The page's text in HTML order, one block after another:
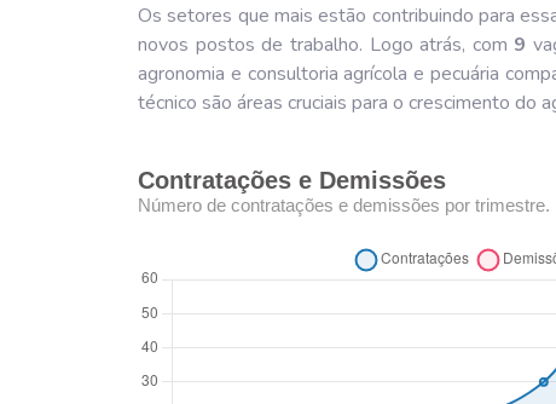
Os setores que mais estão contribuindo para
novos postos de trabalho. Logo atrás, com 9
agronomia e consultoria agrícola e pecuária
técnico são áreas cruciais para o crescimento do
Contratações e Demissões
Número de contratações e demissões por trimestre.